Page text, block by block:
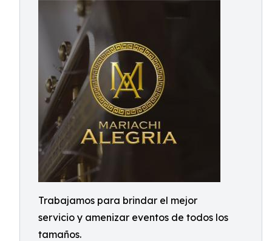
Trabajamos para brindar el mejor
servicio y amenizar eventos de todos los
tamaños.